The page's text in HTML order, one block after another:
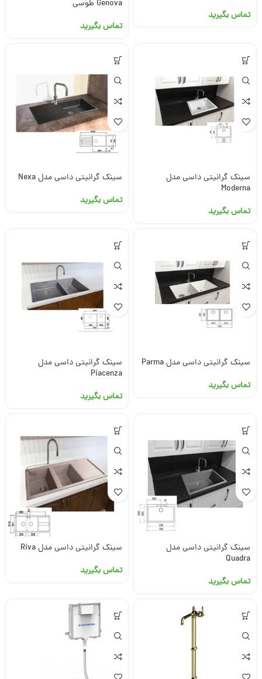
تماس بگیرید
Genova طوسی
تماس بگیرید
سینک گرانیتی داسی مدل
Moderna
تماس بگیرید
سینک گرانیتی داسی مدل Nexa
تماس بگیرید
سینک گرانیتی داسی مدل Parma
تماس بگیرید
سینک گرانیتی داسی مدل
Piacenza
تماس بگیرید
سینک گرانیتی داسی مدل
Quadra
تماس بگیرید
سینک گرانیتی داسی مدل Riva
تماس بگیرید